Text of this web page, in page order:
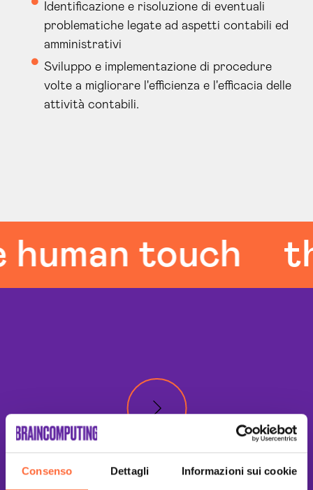
Consenso Dettagli Informazioni sui cookie
Identificazione e risoluzione di eventuali
problematiche legate ad aspetti contabili ed
amministrativi
Sviluppo e implementazione di procedure
volte a migliorare l'efficienza e l'efficacia delle
attività contabili.
touch